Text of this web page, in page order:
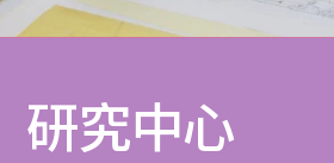
研究中心